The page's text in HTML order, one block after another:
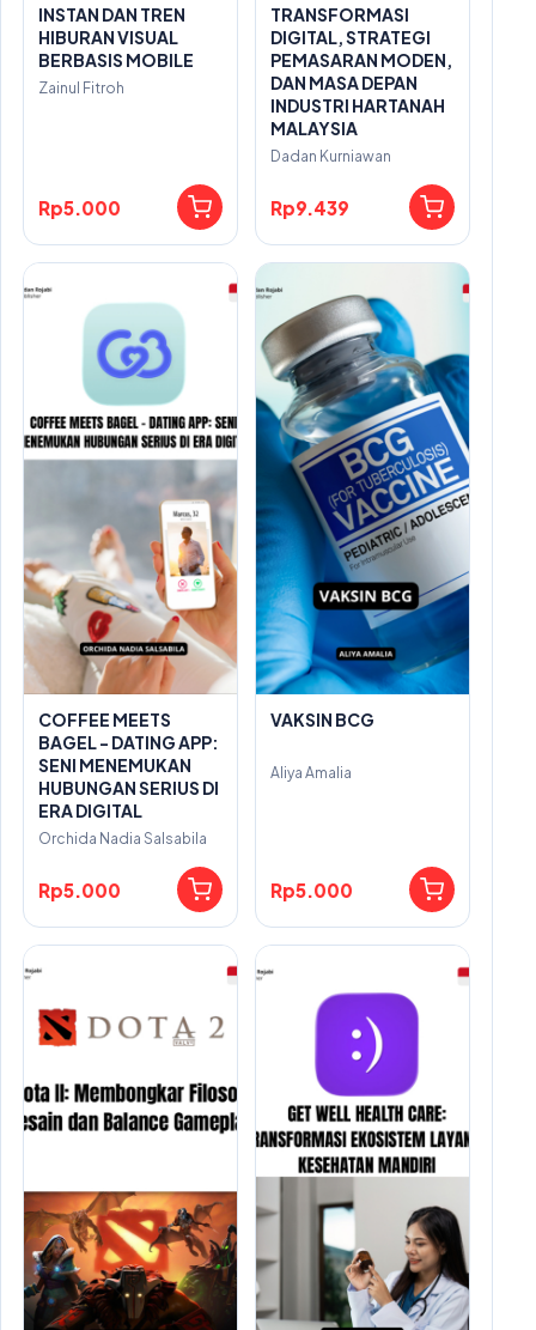
INSTAN DAN TREN
HIBURAN VISUAL
BERBASIS MOBILE
Zainul Fitroh
Rp5.000
TRANSFORMASI
DIGITAL, STRATEGI
PEMASARAN MODEN,
DAN MASA DEPAN
INDUSTRI HARTANAH
MALAYSIA
Dadan Kurniawan
Rp9.439
COFFEE MEETS
BAGEL - DATING APP:
SENI MENEMUKAN
HUBUNGAN SERIUS DI
ERA DIGITAL
Orchida Nadia Salsabila
Rp5.000
VAKSIN BCG
Aliya Amalia
Rp5.000